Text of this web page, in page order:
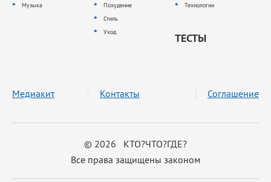
Музыка
Похудение
Стиль
Уход
Технологии
ТЕСТЫ
© 2026 КТО?ЧТО?ГДЕ?
Все права защищены законом
Медиакит Контакты Соглашение